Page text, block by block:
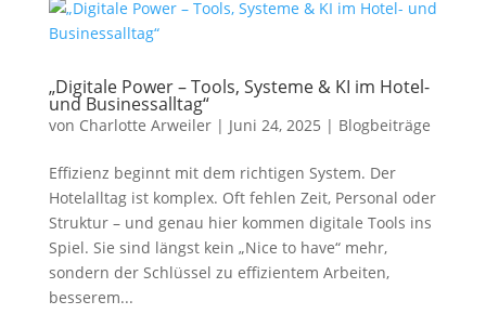
„Digitale Power – Tools, Systeme & KI im Hotel-
und Businessalltag“
von Charlotte Arweiler| Juni 24, 2025 | Blogbeiträge
Effizienz beginnt mit dem richtigen System. Der
Hotelalltag ist komplex. Oft fehlen Zeit, Personal oder
Struktur – und genau hier kommen digitale Tools ins
Spiel. Sie sind längst kein „Nice to have“ mehr,
sondern der Schlüssel zu effizientem Arbeiten,
besserem...